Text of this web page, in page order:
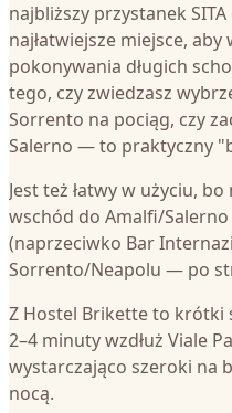
najbliższy przystanek
najłatwiejsze miejsce,
pokonywania długich
tego, czy zwiedzasz
Sorrento na pociąg, czy
Salerno — to praktyczny
Jest też łatwy w użyciu,
wschód do Amalfi/
(naprzeciwko Bar
Sorrento/Neapolu — po
Z Hostel Brikette to krótki
2–4 minuty wzdłuż Viale
wystarczająco szeroki na
nocą.